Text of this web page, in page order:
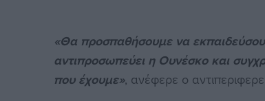
«Θα προσπαθήσουμε να
αντιπροσωπεύει η Ουνέσκο και
που έχουμε», ανέφερε ο